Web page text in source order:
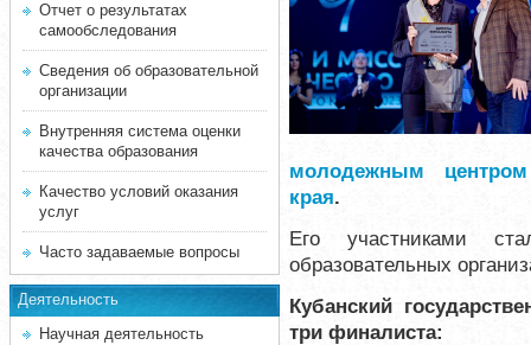
Отчет о результатах
самообследования
Сведения об образовательной
организации
Внутренняя система оценки
качества образования
Качество условий оказания
услуг
Часто задаваемые вопросы
Деятельность
Научная деятельность
молодежным центром
края.
Его участниками
образовательных
Кубанский
три финалиста: